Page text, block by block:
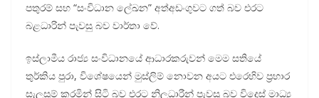
පතුරම් සහ “සංවිධාන ලේඛන” අත්අඩංගුවට ගත් බව එරට
බළධාරින් පැවසු බව වාර්තා වේ.
ඉස්ලාමීය රාජ්‍ය සංවිධානයේ ආධාරකරුවන් මෙම සතියේ
තුර්කිය පුරා, විශේෂයෙන් මුස්ලිම් නොවන අයට එරෙහිව ප්‍රහාර
සැලසුම් කරමින් සිටි බව එරට නිලධාරීන් පැවසු බව විදෙස් මාධ්‍ය